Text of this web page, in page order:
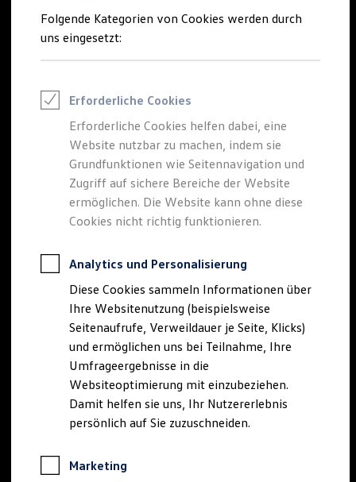
Saisonangebote
Reifenpakete
Leasing
Leasing-Angebote
Elektroauto Leasing
Kleinwagen-Leasing
Leasing ohne Anzahlung
Finanzierung
Autokredit mit Schlussrate
Versicherungen und Garantien
Kfz-Versicherung
Restschuldversicherungen
Garantien
Professional Class bei Volkswagen
Behörden
Direktkunden
Sonderfahrzeuge
Anpfiff zum Gewinn
Elektromobilität
Elektroautos
ID. Tutorials
Elektrofahrzeugkonzepte
ID. EVERY1
Reichweite
Rekuperation
Folgende Kategorien von Cookies werden durch
uns eingesetzt:
Erforderliche Cookies
Erforderliche Cookies helfen dabei, eine
Website nutzbar zu machen, indem sie
Grundfunktionen wie Seitennavigation und
Zugriff auf sichere Bereiche der Website
ermöglichen. Die Website kann ohne diese
Cookies nicht richtig funktionieren.
Analytics und Personalisierung
Diese Cookies sammeln Informationen über
Ihre Websitenutzung (beispielsweise
Seitenaufrufe, Verweildauer je Seite, Klicks)
und ermöglichen uns bei Teilnahme, Ihre
Umfrageergebnisse in die
Websiteoptimierung mit einzubeziehen.
Damit helfen sie uns, Ihr Nutzererlebnis
persönlich auf Sie zuzuschneiden.
Marketing